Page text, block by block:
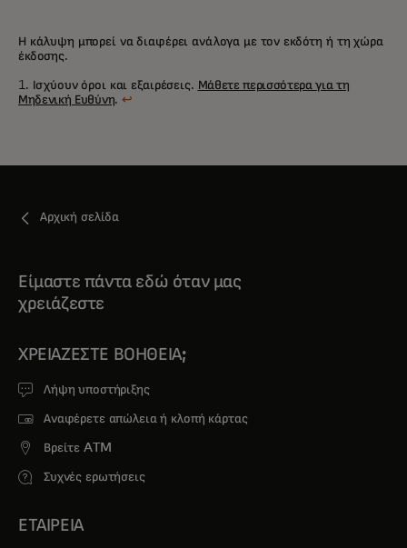
Η κάλυψη μπορεί να διαφέρει ανάλογα με τον εκδότη ή τη χώρα
έκδοσης.
1. Ισχύουν όροι και εξαιρέσεις. Μάθετε περισσότερα για τη
Μηδενική Ευθύνη. ↩
Αρχική σελίδα
Είμαστε πάντα εδώ όταν μας
χρειάζεστε
ΧΡΕΙΆΖΕΣΤΕ ΒΟΉΘΕΙΑ;
Λήψη υποστήριξης
Αναφέρετε απώλεια ή κλοπή κάρτας
Βρείτε ATM
Συχνές ερωτήσεις
ΕΤΑΙΡΕΙΑ